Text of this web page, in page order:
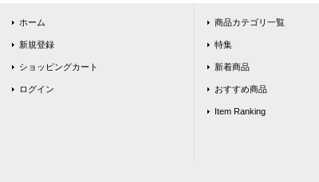
ホーム
新規登録
ショッピングカート
ログイン
商品カテゴリ一覧
特集
新着商品
おすすめ商品
Item Ranking